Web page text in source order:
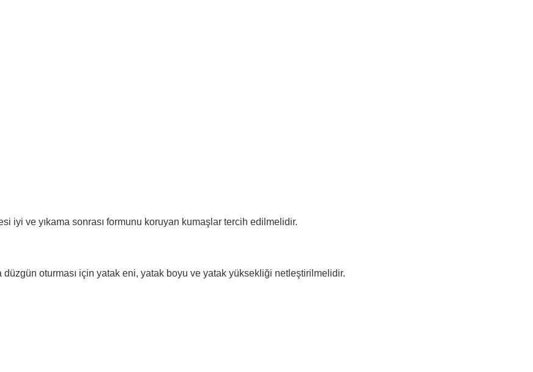
iyi ve yıkama sonrası formunu koruyan kumaşlar tercih edilmelidir.
oturması için yatak eni, yatak boyu ve yatak yüksekliği netleştirilmelidir.